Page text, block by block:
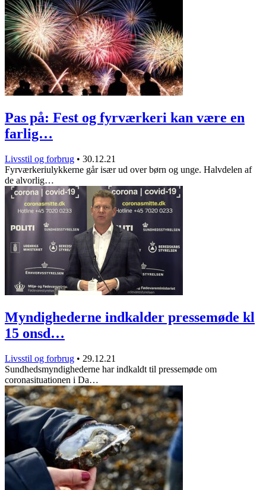
Pas på: Fest og fyrværkeri kan være en
farlig…
Livsstil og forbrug • 30.12.21
Fyrværkeriulykkerne går især ud over børn og unge. Halvdelen af
de alvorlig…
Myndighederne indkalder pressemøde kl
15 onsd…
Livsstil og forbrug • 29.12.21
Sundhedsmyndighederne har indkaldt til pressemøde om
coronasituationen i Da…